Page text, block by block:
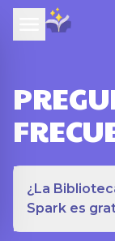
¿La
Spark es